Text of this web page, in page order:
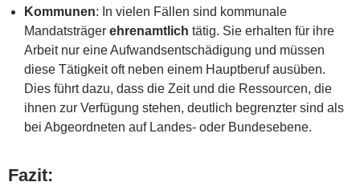
Kommunen: In vielen Fällen sind kommunale
Mandatsträger ehrenamtlich tätig. Sie erhalten für ihre
Arbeit nur eine Aufwandsentschädigung und müssen
diese Tätigkeit oft neben einem Hauptberuf ausüben.
Dies führt dazu, dass die Zeit und die Ressourcen, die
ihnen zur Verfügung stehen, deutlich begrenzter sind als
bei Abgeordneten auf Landes- oder Bundesebene.
Fazit: